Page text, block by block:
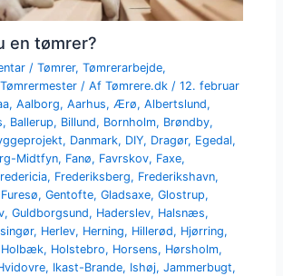
en tømrer?
/Tømrer,Tømrerarbejde,
Tømrermester / AfTømrere.dk/12. februar
,Aalborg,Aarhus,Ærø,Albertslund,
, Ballerup, Billund, Bornholm, Brøndby,
, Danmark, DIY, Dragør, Egedal,
Midtfyn, Fanø, Favrskov, Faxe,
, Frederiksberg, Frederikshavn,
Furesø,Gentofte,Gladsaxe,Glostrup,
,Guldborgsund, Haderslev, Halsnæs,
, Herlev, Herning, Hillerød, Hjørring,
Holbæk, Holstebro, Horsens, Hørsholm,
, Ikast-Brande, Ishøj,Jammerbugt,